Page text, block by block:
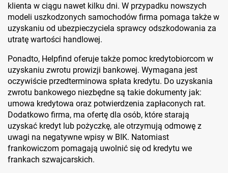
klienta w ciągu nawet kilku dni. W przypadku nowszych
modeli uszkodzonych samochodów firma pomaga także w
uzyskaniu od ubezpieczyciela sprawcy odszkodowania za
utratę wartości handlowej.
Ponadto, Helpfind oferuje także pomoc kredytobiorcom w
uzyskaniu zwrotu prowizji bankowej. Wymagana jest
oczywiście przedterminowa spłata kredytu. Do uzyskania
zwrotu bankowego niezbędne są takie dokumenty jak:
umowa kredytowa oraz potwierdzenia zapłaconych rat.
Dodatkowo firma, ma ofertę dla osób, które starają
uzyskać kredyt lub pożyczkę, ale otrzymują odmowę z
uwagi na negatywne wpisy w BIK. Natomiast
frankowiczom pomagają uwolnić się od kredytu we
frankach szwajcarskich.